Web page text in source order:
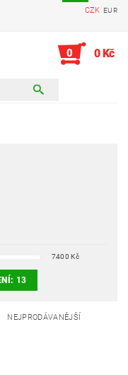
CZK EUR
0 0 Kč
7400 Kč
13
NEJPRODÁVANĚJŠÍ